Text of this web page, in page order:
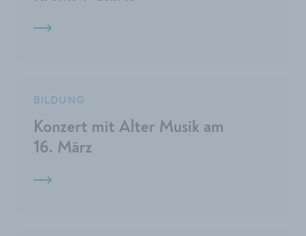
BILDUNG
Konzert mit Alter Musik am
16. März